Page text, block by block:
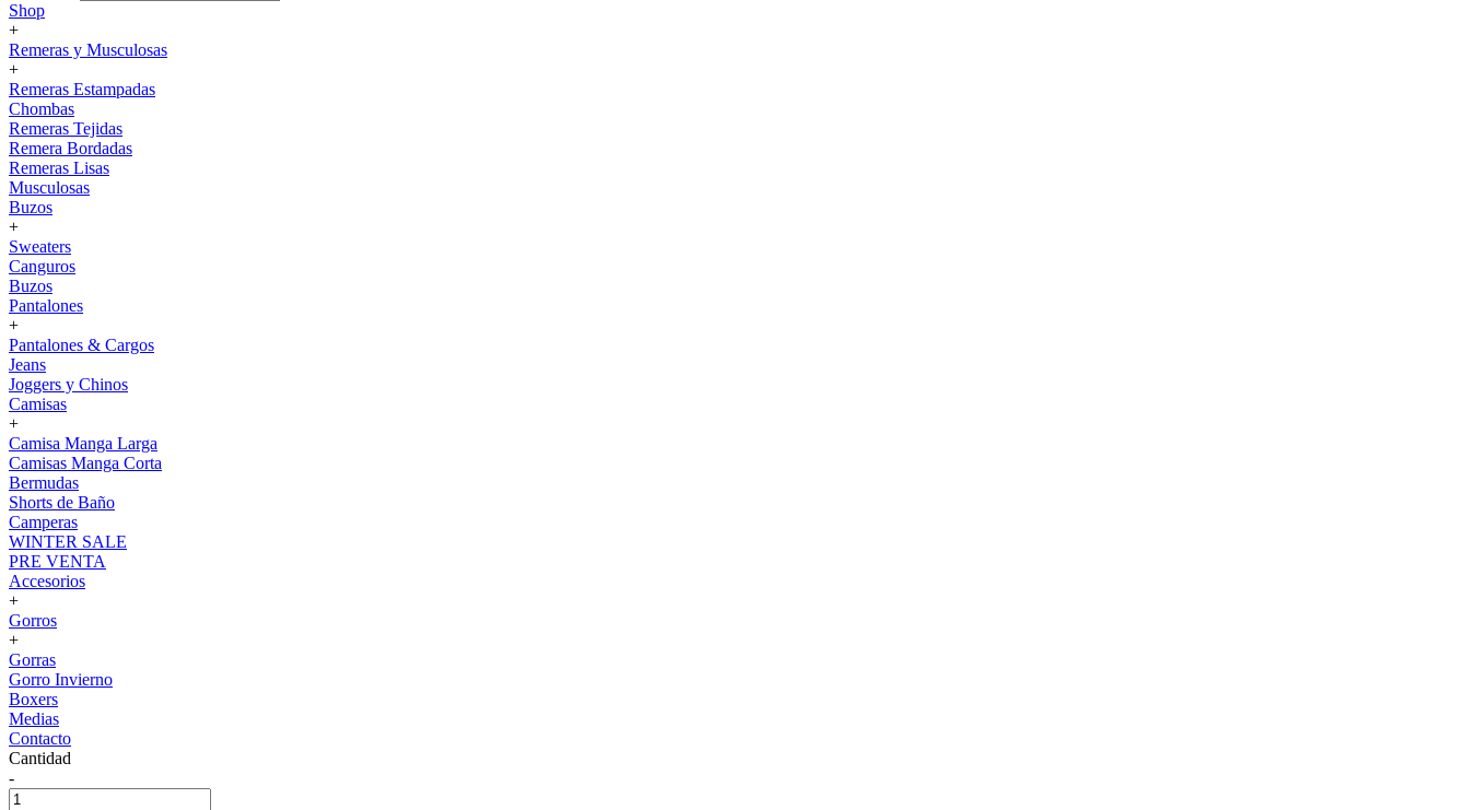
Shop
+
Remeras y Musculosas
+
Remeras Estampadas
Chombas
Remeras Tejidas
Remera Bordadas
Remeras Lisas
Musculosas
Buzos
+
Sweaters
Canguros
Buzos
Pantalones
+
Pantalones & Cargos
Jeans
Joggers y Chinos
Camisas
+
Camisa Manga Larga
Camisas Manga Corta
Bermudas
Shorts de Baño
Camperas
WINTER SALE
PRE VENTA
Accesorios
+
Gorros
+
Gorras
Gorro Invierno
Boxers
Medias
Contacto
Cantidad
-